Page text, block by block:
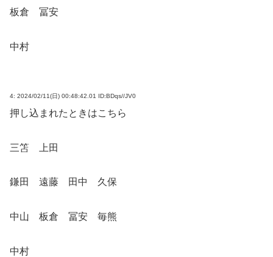
板倉 冨安
中村
4: 2024/02/11(日) 00:48:42.01 ID:BDqs//JV0
押し込まれたときはこちら
三笘 上田
鎌田 遠藤 田中 久保
中山 板倉 冨安 毎熊
中村